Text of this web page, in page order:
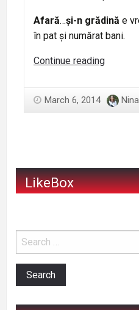
Afară…și-n grădină e
în pat și numărat bani.
Continue readingJurnal
cu
March 6, 2014 Nina
LikeBox